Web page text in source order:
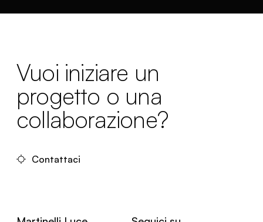
Vuoi iniziare un
progetto o una
collaborazione?
Contattaci